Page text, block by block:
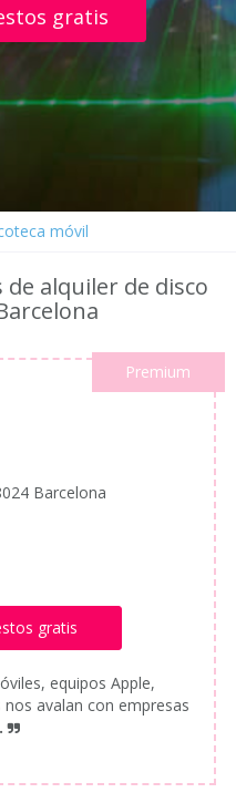
gratis
móvil
alquiler de disco
Premium
Barcelona
gratis
equipos Apple,
avalan con empresas